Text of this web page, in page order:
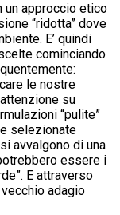
un approccio etico
“ridotta” dove
E’ quindi
cominciando
le nostre
su
“pulite”
selezionate
avvalgono di una
essere i
E attraverso
adagio